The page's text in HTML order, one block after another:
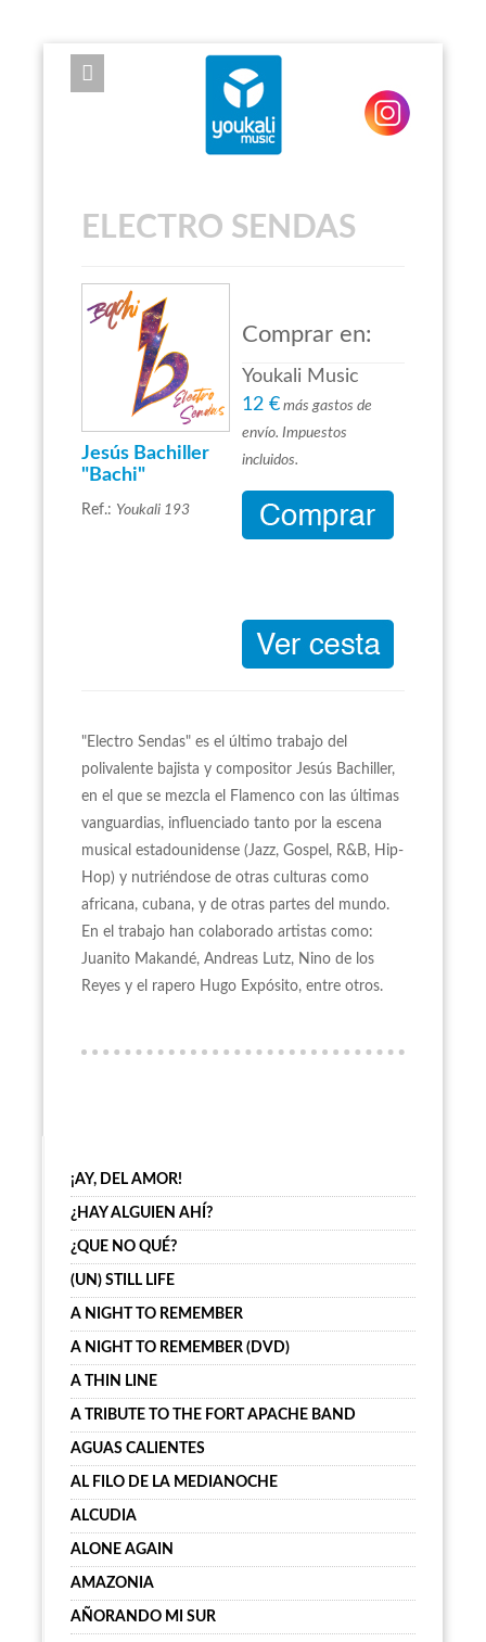
EXPOSE FRAMEWORK FOR JOOMLA 2.5 AND 3.0+
ELECTRO SENDAS
Jesús Bachiller
"Bachi"
Ref.: Youkali 193
Comprar en:
Youkali Music
12 € más gastos de
envío. Impuestos
incluidos.
"Electro Sendas" es el último trabajo del
polivalente bajista y compositor Jesús Bachiller,
en el que se mezcla el Flamenco con las últimas
vanguardias, influenciado tanto por la escena
musical estadounidense (Jazz, Gospel, R&B, Hip-
Hop) y nutriéndose de otras culturas como
africana, cubana, y de otras partes del mundo.
En el trabajo han colaborado artistas como:
Juanito Makandé, Andreas Lutz, Nino de los
Reyes y el rapero Hugo Expósito, entre otros.
¡AY, DEL AMOR!
¿HAY ALGUIEN AHÍ?
¿QUE NO QUÉ?
(UN) STILL LIFE
A NIGHT TO REMEMBER
A NIGHT TO REMEMBER (DVD)
A THIN LINE
A TRIBUTE TO THE FORT APACHE BAND
AGUAS CALIENTES
AL FILO DE LA MEDIANOCHE
ALCUDIA
ALONE AGAIN
AMAZONIA
AÑORANDO MI SUR